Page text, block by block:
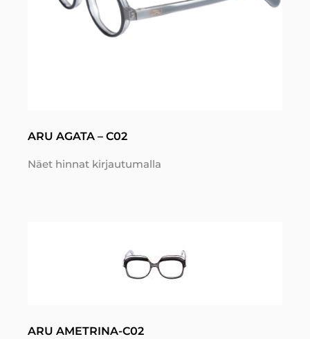
ARU AGATA – C02
Näet hinnat kirjautumalla
ARU AMETRINA-C02